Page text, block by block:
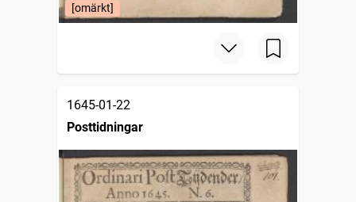
[omärkt]
1645-01-22
Posttidningar